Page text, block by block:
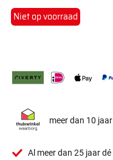
Niet op voorraad
meer dan 10
Al meer dan 25 jaar